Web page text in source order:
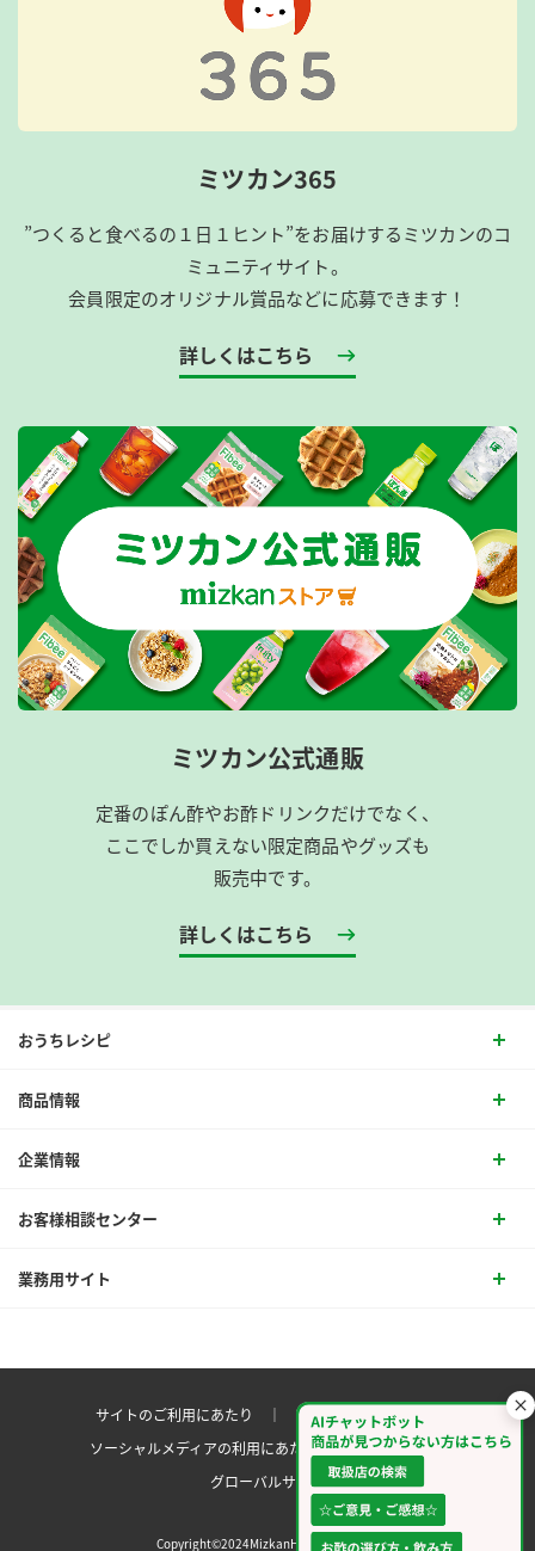
ミツカン365
”つくると食べるの１日１ヒント”をお届けするミツカンのコ
ミュニティサイト。
会員限定のオリジナル賞品などに応募できます！
詳しくはこちら
ミツカン公式通販
定番のぽん酢やお酢ドリンクだけでなく、
ここでしか買えない限定商品やグッズも
販売中です。
詳しくはこちら
おうちレシピ
商品情報
企業情報
お客様相談センター
業務用サイト
サイトのご利用にあたり ｜ プライバシーポリシー
ソーシャルメディアの利用にあたりサイトマップ ｜
グローバルサイト
Copyright©2024MizkanHoldingsCo.Ltd.